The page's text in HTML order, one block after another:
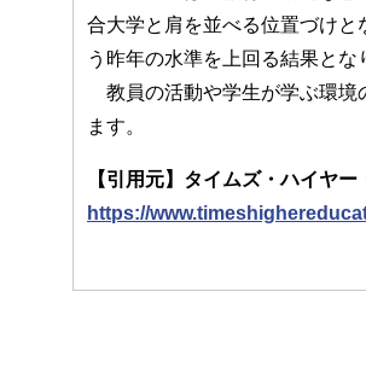
合大学と肩を並べる位置づけ
う昨年の水準を上回る結果とな
教員の活動や学生が学ぶ環境
ます。
【引用元】タイムズ・ハイヤ
https://